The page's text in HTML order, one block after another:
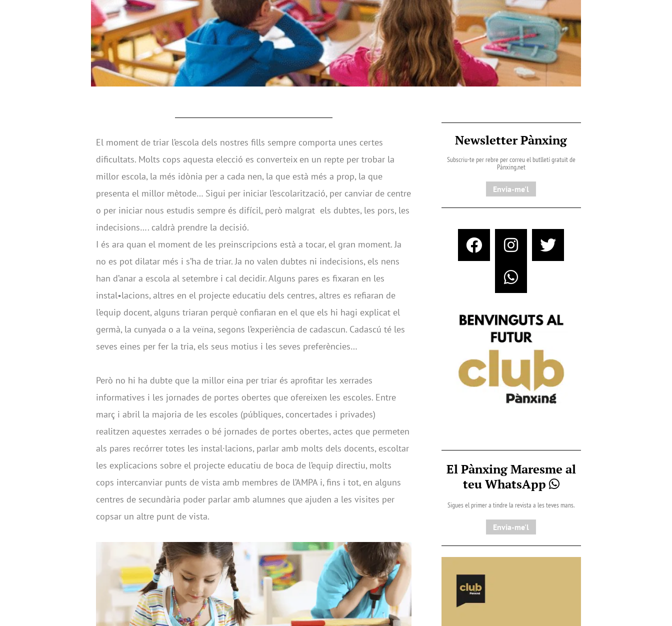
El moment de triar l’escola dels nostres fills sempre comporta unes certes
dificultats. Molts cops aquesta elecció es converteix en un repte per trobar la
millor escola, la més idònia per a cada nen, la que està més a prop, la que
presenta el millor mètode… Sigui per iniciar l’escolarització, per canviar de centre
o per iniciar nous estudis sempre és difícil, però malgrat els dubtes, les pors, les
indecisions…. caldrà prendre la decisió.
I és ara quan el moment de les preinscripcions està a tocar, el gran moment. Ja
no es pot dilatar més i s’ha de triar. Ja no valen dubtes ni indecisions, els nens
han d’anar a escola al setembre i cal decidir. Alguns pares es fixaran en les
instal•lacions, altres en el projecte educatiu dels centres, altres es refiaran de
l’equip docent, alguns triaran perquè confiaran en el que els hi hagi explicat el
germà, la cunyada o a la veïna, segons l’experiència de cadascun. Cadascú té les
seves eines per fer la tria, els seus motius i les seves preferències…
Però no hi ha dubte que la millor eina per triar és aprofitar les xerrades
informatives i les jornades de portes obertes que ofereixen les escoles. Entre
març i abril la majoria de les escoles (públiques, concertades i privades)
realitzen aquestes xerrades o bé jornades de portes obertes, actes que permeten
als pares recórrer totes les instal·lacions, parlar amb molts dels docents, escoltar
les explicacions sobre el projecte educatiu de boca de l’equip directiu, molts
cops intercanviar punts de vista amb membres de l’AMPA i, fins i tot, en alguns
centres de secundària poder parlar amb alumnes que ajuden a les visites per
copsar un altre punt de vista.
Newsletter Pànxing
Subscriu-te per rebre per correu el butlletí gratuït de
Pànxing.net​
Envia-me'l
El Pànxing Maresme al
teu WhatsApp
Sigues el primer a tindre la revista a les teves mans.
Envia-me'l